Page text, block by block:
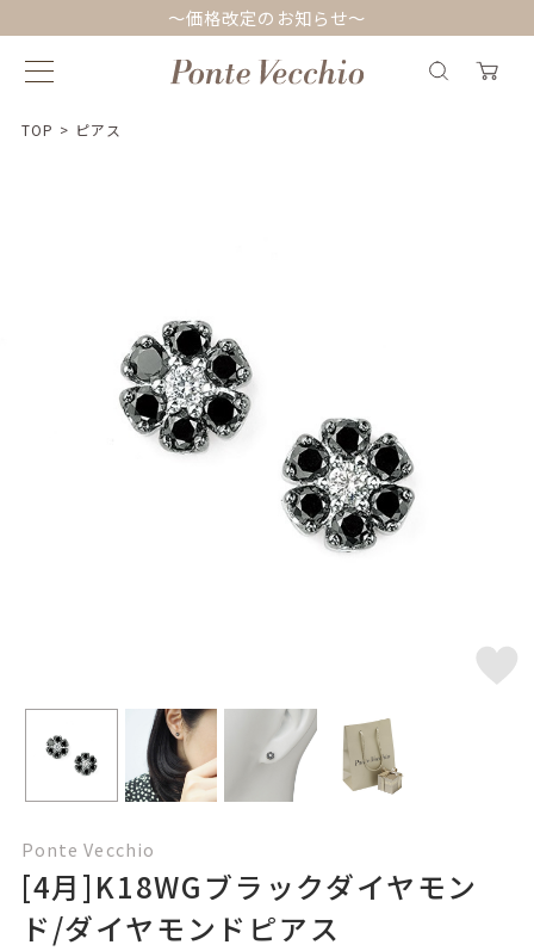
～価格改定のお知らせ～
TOP > ピアス
Ponte Vecchio
[4月]K18WGブラックダイヤモン
ド/ダイヤモンドピアス